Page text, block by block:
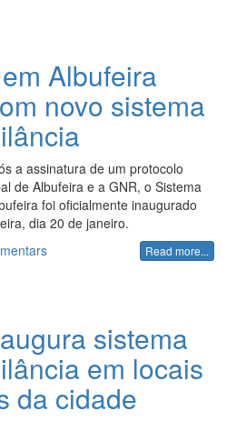
Albufeira
novo sistema
a assinatura de um protocolo
de Albufeira e a GNR, o Sistema
foi oficialmente inaugurado
dia 20 de janeiro.
Read more...
sistema
em locais
da cidade